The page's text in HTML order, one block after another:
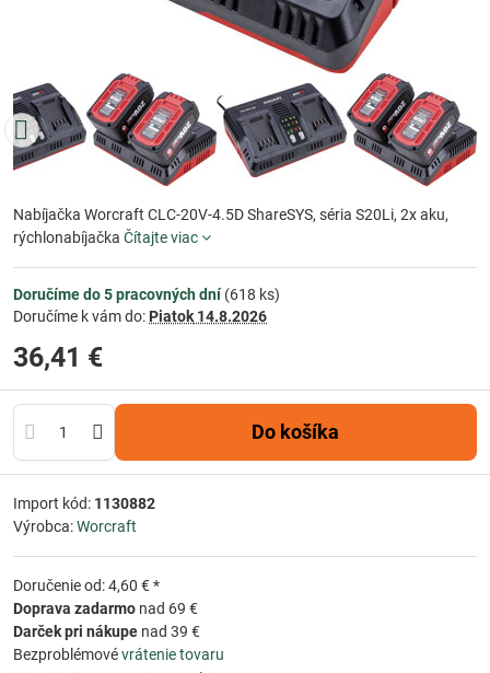
Nabíjačka Worcraft CLC-20V-4.5D ShareSYS, séria S20Li, 2x aku,
rýchlonabíjačka Čítajte viac
Doručíme do 5 pracovných dní(618 ks)
Doručíme k vám do: Piatok 14.8.2026
36,41 €
Do košíka
Import kód: 1130882
Výrobca:Worcraft
Doručenie od: 4,60 € *
Doprava zadarmo nad 69 €
Darček pri nákupe nad 39 €
Bezproblémovévrátenie tovaru